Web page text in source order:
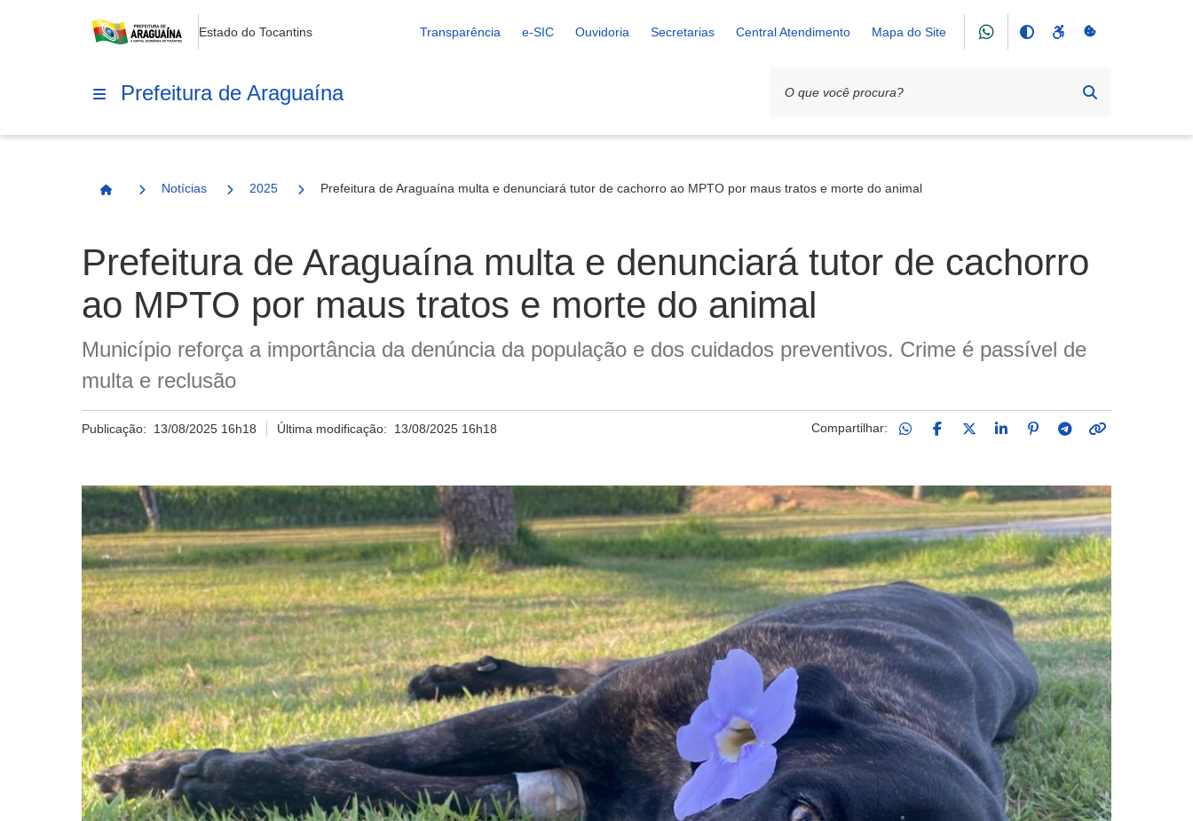
Estado do Tocantins Transparência e-SIC Ouvidoria Secretarias Central Atendimento Mapa do Site
Prefeitura de Araguaína
Página Inicial
Notícias 2025 Prefeitura de Araguaína multa e denunciará tutor de cachorro ao MPTO por maus tratos e morte do animal
Prefeitura de Araguaína multa e denunciará tutor de cachorro
ao MPTO por maus tratos e morte do animal
Município reforça a importância da denúncia da população e dos cuidados preventivos. Crime é passível de
multa e reclusão
Publicação: 13/08/2025 16h18 Última modificação: 13/08/2025 16h18 Compartilhar: